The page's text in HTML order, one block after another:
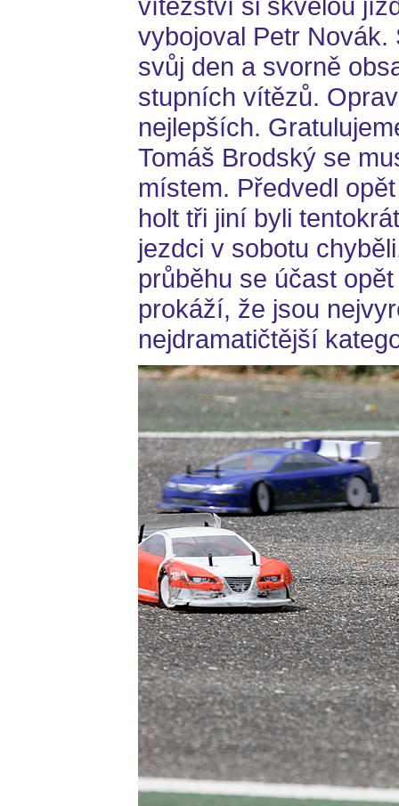
vybojoval Petr
svůj den a svorně
stupních vítězů.
nejlepších.
Tomáš Brodský se
místem. Předvedl
holt tři jiní byli
jezdci v sobotu
průběhu se účast
prokáží, že jsou
nejdramatičtější